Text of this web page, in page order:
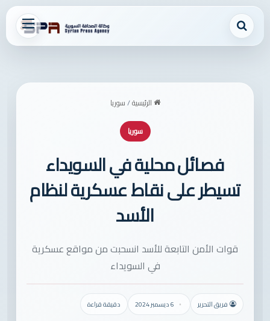
القائمة بحث عن
الرئيسية/سوريا
سوريا
فصائل محلية في السويداء
تسيطر على نقاط عسكرية لنظام
الأسد
قوات الأمن التابعة للأسد انسحبت من مواقع عسكرية
في السويداء
فريق التحرير 6 ديسمبر 2024 دقيقة قراءة